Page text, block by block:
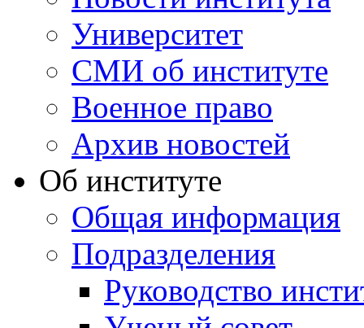
Университет
СМИ об институте
Военное право
Архив новостей
Об институте
Общая информация
Подразделения
Руководство